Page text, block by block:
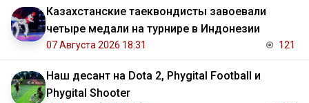
Казахстанские таеквондисты завоевали
четыре медали на турнире в Индонезии
07 Августа 2026 18:31 121
Наш десант на Dota 2, Phygital Football и
Phygital Shooter